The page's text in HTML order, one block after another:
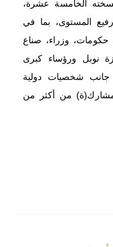
الخامسة عشرة،
مسؤول رفيع المستوى، بما في
وزراء، صناع
نوبل ورؤساء كبرى
جانب شخصيات دولية
وأزيد من 5000 مشارك(ة) من أكثر من